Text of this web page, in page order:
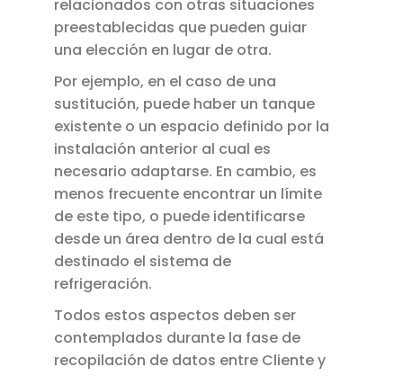
relacionados con otras situaciones
preestablecidas que pueden guiar
una elección en lugar de otra.
Por ejemplo, en el caso de una
sustitución, puede haber un tanque
existente o un espacio definido por la
instalación anterior al cual es
necesario adaptarse. En cambio, es
menos frecuente encontrar un límite
de este tipo, o puede identificarse
desde un área dentro de la cual está
destinado el sistema de
refrigeración.
Todos estos aspectos deben ser
contemplados durante la fase de
recopilación de datos entre Cliente y